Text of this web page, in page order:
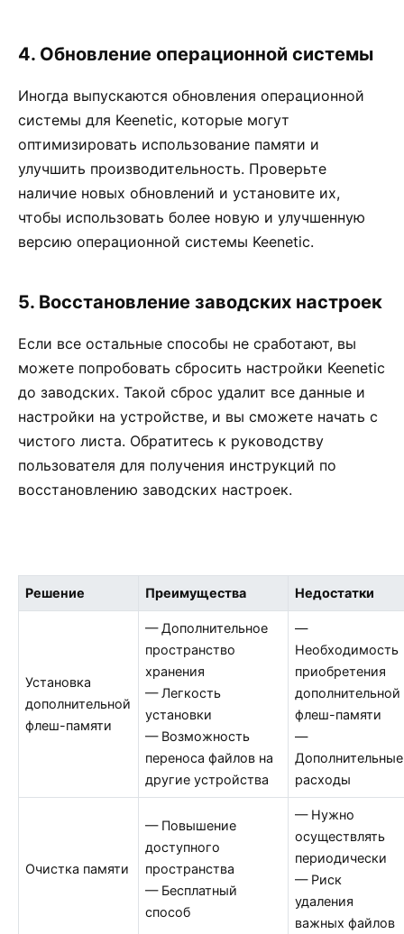
4. Обновление операционной системы
Иногда выпускаются обновления операционной
системы для Keenetic, которые могут
оптимизировать использование памяти и
улучшить производительность. Проверьте
наличие новых обновлений и установите их,
чтобы использовать более новую и улучшенную
версию операционной системы Keenetic.
5. Восстановление заводских настроек
Если все остальные способы не сработают, вы
можете попробовать сбросить настройки Keenetic
до заводских. Такой сброс удалит все данные и
настройки на устройстве, и вы сможете начать с
чистого листа. Обратитесь к руководству
пользователя для получения инструкций по
восстановлению заводских настроек.
Решение Преимущества Недостатки
Установка
дополнительной
флеш-памяти
— Дополнительное
пространство
хранения
— Легкость
установки
— Возможность
переноса файлов на
другие устройства
—
Необходимость
приобретения
дополнительной
флеш-памяти
—
Дополнительные
расходы
Очистка памяти
— Повышение
доступного
пространства
— Бесплатный
способ
— Нужно
осуществлять
периодически
— Риск
удаления
важных файлов